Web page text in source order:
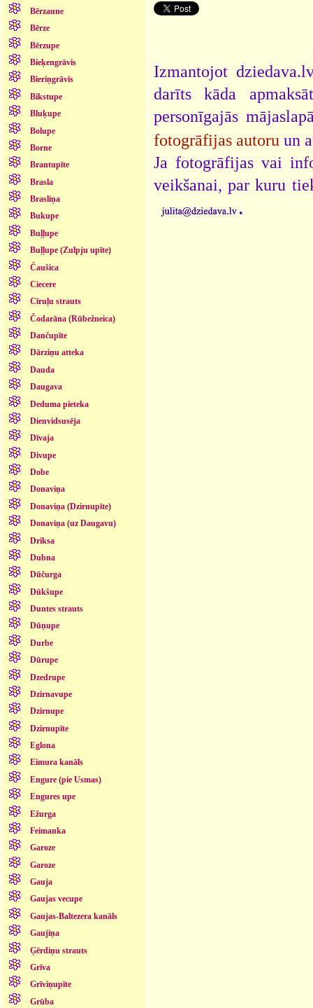
Bērzaune
Bērze
Bērzupe
Bieķengrāvis
Bieriņgrāvis
Bikstupe
Bluķupe
Bolupe
Borne
Brantupīte
Brasla
Brasliņa
Bukupe
Buļļupe
Buļļupe (Zulpju upīte)
Čaušica
Ciecere
Cīruļu strauts
Čodarāna (Rūbežneica)
Dančupīte
Dārziņu atteka
Dauda
Daugava
Deduma pieteka
Dienvidsusēja
Dīvaja
Divupe
Dobe
Donaviņa
Donaviņa (Dzirnupīte)
Donaviņa (uz Daugavu)
Driksa
Dubna
Dūčurga
Dūkšupe
Duntes strauts
Dūņupe
Durbe
Dūrupe
Dzedrupe
Dzirnavupe
Dzirnupe
Dzirnupīte
Eglona
Eimura kanāls
Engure (pie Usmas)
Engures upe
Ežurga
Feimanka
Garoze
Garoze
Gauja
Gaujas vecupe
Gaujas-Baltezera kanāls
Gaujiņa
Ģērdiņu strauts
Grīva
Grīviņupīte
Grūba
Izmantojot
darīts kāda
personīgajās
fotogrāfijas autoru un
Ja fotogrāfijas vai
veikšanai, par kuru
.